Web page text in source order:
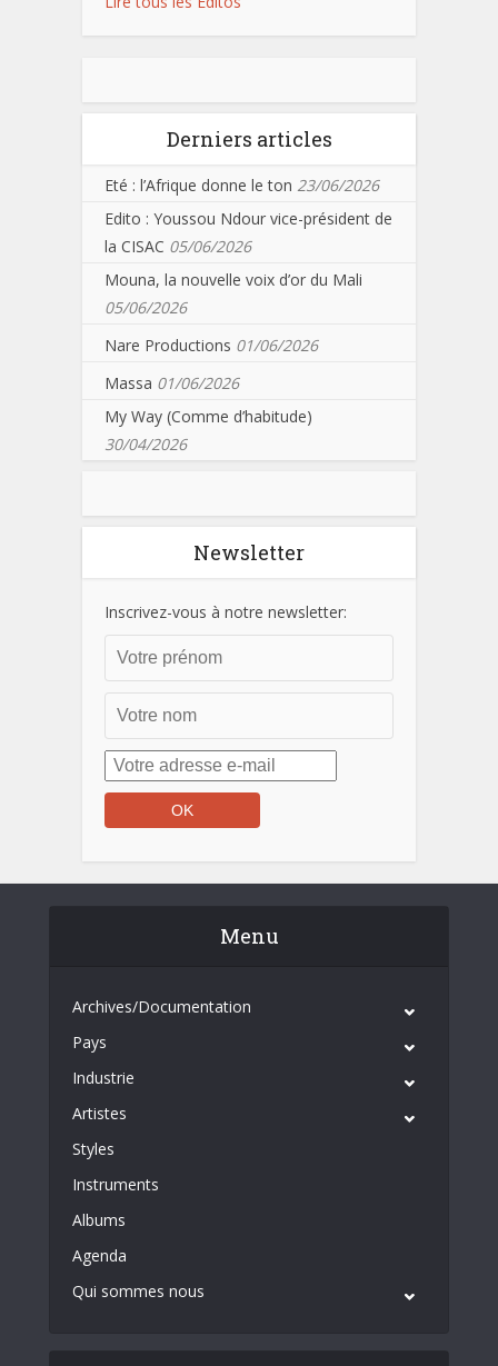
Derniers articles
Eté : l’Afrique donne le ton 23/06/2026
Edito : Youssou Ndour vice-président de
la CISAC 05/06/2026
Mouna, la nouvelle voix d’or du Mali
05/06/2026
Nare Productions 01/06/2026
Massa 01/06/2026
My Way (Comme d’habitude)
30/04/2026
Newsletter
Inscrivez-vous à notre newsletter:
Menu
Archives/Documentation
Pays
Industrie
Artistes
Styles
Instruments
Albums
Agenda
Qui sommes nous